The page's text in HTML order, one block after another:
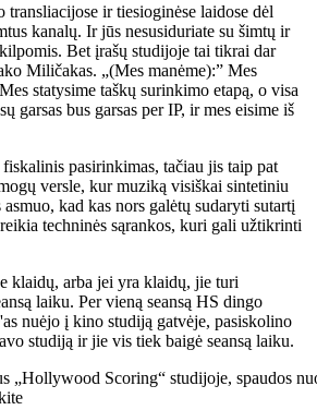
transliacijose ir tiesioginėse laidose dėl
kanalų. Ir jūs nesusiduriate su šimtų ir
Bet įrašų studijoje tai tikrai dar
Miličakas. „(Mes manėme):” Mes
statysime taškų surinkimo etapą, o visa
garsas bus garsas per IP, ir mes eisime iš
pasirinkimas, tačiau jis taip pat
versle, kur muziką visiškai sintetiniu
kad kas nors galėtų sudaryti sutartį
techninės sąrankos, kuri gali užtikrinti
klaidų, arba jei yra klaidų, jie turi
laiku. Per vieną seansą HS dingo
nuėjo į kino studiją gatvėje, pasiskolino
studiją ir jie vis tiek baigė seansą laiku.